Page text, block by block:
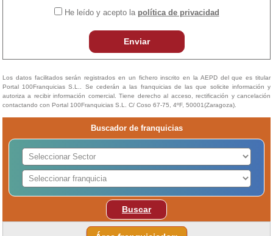
He leído y acepto la política de privacidad
Enviar
Los datos facilitados serán registrados en un fichero inscrito en la AEPD del que es titular
Portal 100Franquicias S.L.. Se cederán a las franquicias de las que solicite información y
autoriza a recibir información comercial. Tiene derecho al acceso, rectificación y cancelación
contactando con Portal 100Franquicias S.L. C/ Coso 67-75, 4ºF, 50001(Zaragoza).
Buscador de franquicias
Buscar